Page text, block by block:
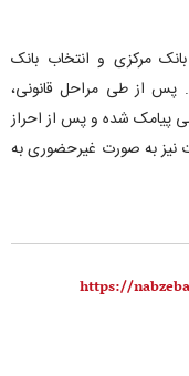
مرکزی و انتخاب بانک
پس از طی مراحل قانونی،
پیامک شده و پس از احراز
نیز به صورت غیرحضوری به